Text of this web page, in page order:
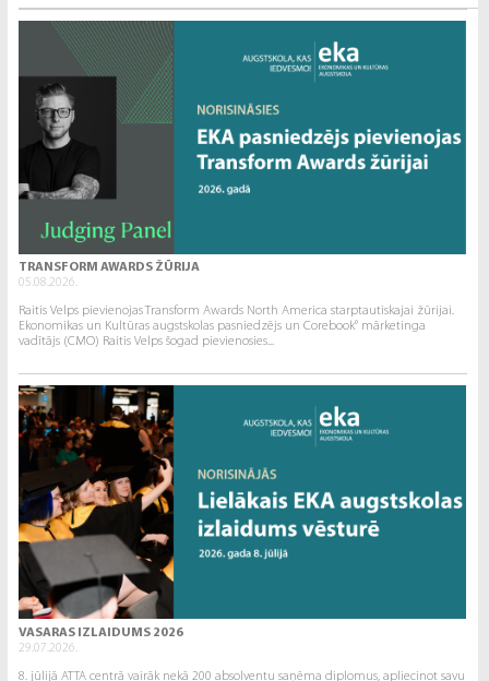
TRANSFORM AWARDS ŽŪRIJA
05.08.2026.
Raitis Velps pievienojas Transform Awards North America starptautiskajai žūrijai.
Ekonomikas un Kultūras augstskolas pasniedzējs un Corebook° mārketinga
vadītājs (CMO) Raitis Velps šogad pievienosies...
VASARAS IZLAIDUMS 2026
29.07.2026.
8. jūlijā ATTA centrā vairāk nekā 200 absolventu saņēma diplomus, apliecinot savu